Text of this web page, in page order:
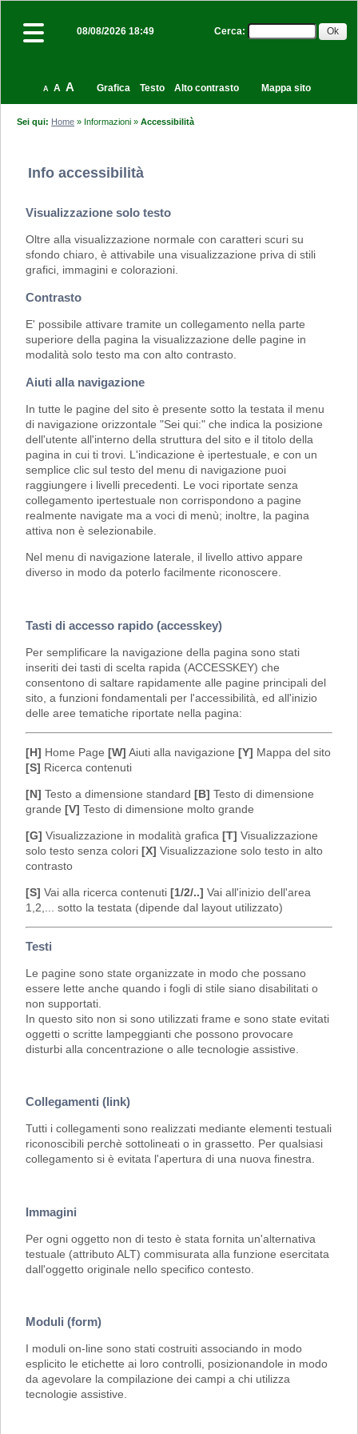
08/08/2026 18:49 Cerca:
A A A Grafica Testo Alto contrasto Mappa sito
Sei qui: Home » Informazioni »Accessibilità
Info accessibilità
Visualizzazione solo testo
Oltre alla visualizzazione normale con caratteri scuri su
sfondo chiaro, è attivabile una visualizzazione priva di stili
grafici, immagini e colorazioni.
Contrasto
E' possibile attivare tramite un collegamento nella parte
superiore della pagina la visualizzazione delle pagine in
modalità solo testo ma con alto contrasto.
Aiuti alla navigazione
In tutte le pagine del sito è presente sotto la testata il menu
di navigazione orizzontale "Sei qui:" che indica la posizione
dell'utente all'interno della struttura del sito e il titolo della
pagina in cui ti trovi. L'indicazione è ipertestuale, e con un
semplice clic sul testo del menu di navigazione puoi
raggiungere i livelli precedenti. Le voci riportate senza
collegamento ipertestuale non corrispondono a pagine
realmente navigate ma a voci di menù; inoltre, la pagina
attiva non è selezionabile.
Nel menu di navigazione laterale, il livello attivo appare
diverso in modo da poterlo facilmente riconoscere.
Tasti di accesso rapido (accesskey)
Per semplificare la navigazione della pagina sono stati
inseriti dei tasti di scelta rapida (ACCESSKEY) che
consentono di saltare rapidamente alle pagine principali del
sito, a funzioni fondamentali per l'accessibilità, ed all'inizio
delle aree tematiche riportate nella pagina:
[H] Home Page [W] Aiuti alla navigazione [Y] Mappa del sito
[S] Ricerca contenuti
[N] Testo a dimensione standard [B] Testo di dimensione
grande [V] Testo di dimensione molto grande
[G] Visualizzazione in modalità grafica [T] Visualizzazione
solo testo senza colori [X] Visualizzazione solo testo in alto
contrasto
[S] Vai alla ricerca contenuti [1/2/..] Vai all'inizio dell'area
1,2,... sotto la testata (dipende dal layout utilizzato)
Testi
Le pagine sono state organizzate in modo che possano
essere lette anche quando i fogli di stile siano disabilitati o
non supportati.
In questo sito non si sono utilizzati frame e sono state evitati
oggetti o scritte lampeggianti che possono provocare
disturbi alla concentrazione o alle tecnologie assistive.
Collegamenti (link)
Tutti i collegamenti sono realizzati mediante elementi testuali
riconoscibili perchè sottolineati o in grassetto. Per qualsiasi
collegamento si è evitata l'apertura di una nuova finestra.
Immagini
Per ogni oggetto non di testo è stata fornita un'alternativa
testuale (attributo ALT) commisurata alla funzione esercitata
dall'oggetto originale nello specifico contesto.
Moduli (form)
I moduli on-line sono stati costruiti associando in modo
esplicito le etichette ai loro controlli, posizionandole in modo
da agevolare la compilazione dei campi a chi utilizza
tecnologie assistive.